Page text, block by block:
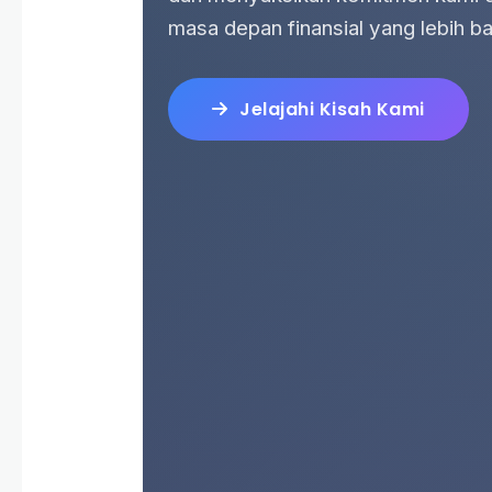
masa depan finansial yang lebih
Jelajahi Kisah Kami